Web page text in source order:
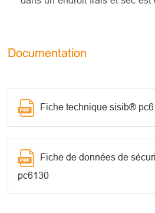
Documentation
Fiche technique sisib®
Fiche de données de
pc6130